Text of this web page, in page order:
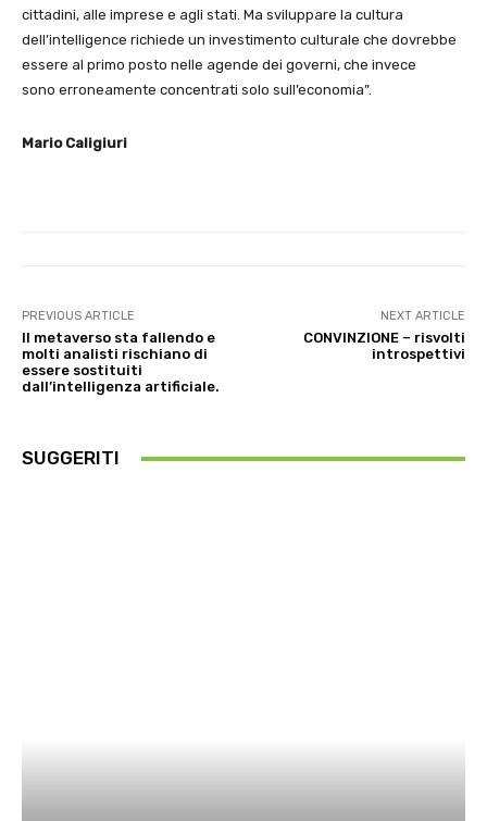
cittadini, alle imprese e agli stati. Ma sviluppare la cultura
dell’intelligence richiede un investimento culturale che dovrebbe
essere al primo posto nelle agende dei governi, che invece
sono erroneamente concentrati solo sull’economia”.
Mario Caligiuri
PREVIOUS ARTICLE
Il metaverso sta fallendo e
molti analisti rischiano di
essere sostituiti
dall’intelligenza artificiale.
NEXT ARTICLE
CONVINZIONE – risvolti
introspettivi
SUGGERITI